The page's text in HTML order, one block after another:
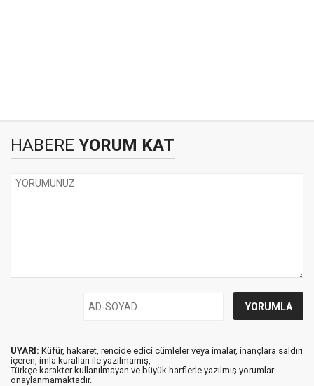
HABERE YORUM KAT
UYARI: Küfür, hakaret, rencide edici cümleler veya imalar, inançlara saldırı
içeren, imla kuralları ile yazılmamış,
Türkçe karakter kullanılmayan ve büyük harflerle yazılmış yorumlar
onaylanmamaktadır.